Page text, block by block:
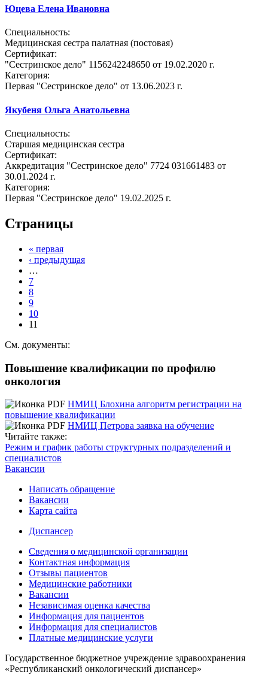
Юцева Елена Ивановна
Специальность:
Медицинская сестра палатная (постовая)
Сертификат:
"Сестринское дело" 1156242248650 от 19.02.2020 г.
Категория:
Первая "Сестринское дело" от 13.06.2023 г.
Якубеня Ольга Анатольевна
Специальность:
Старшая медицинская сестра
Сертификат:
Аккредитация "Сестринское дело" 7724 031661483 от
30.01.2024 г.
Категория:
Первая "Сестринское дело" 19.02.2025 г.
Страницы
« первая
‹ предыдущая
…
7
8
9
10
11
См. документы:
Повышение квалификации по профилю
онкология
НМИЦ Блохина алгоритм регистрации на
повышение квалификации
НМИЦ Петрова заявка на обучение
Читайте также:
Режим и график работы структурных подразделений и
специалистов
Вакансии
Написать обращение
Вакансии
Карта сайта
Диспансер
Сведения о медицинской организации
Контактная информация
Отзывы пациентов
Медицинские работники
Вакансии
Независимая оценка качества
Информация для пациентов
Информация для специалистов
Платные медицинские услуги
Государственное бюджетное учреждение здравоохранения
«Республиканский онкологический диспансер»